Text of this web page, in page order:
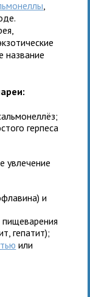
название
герпеса
увлечение
и
пищеварения
гепатит);
или